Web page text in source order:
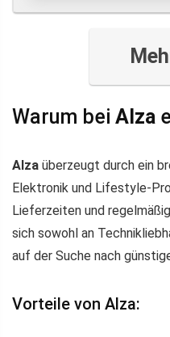
Warum bei Alza
Alza überzeugt durch ein
Elektronik und Lifestyle-
Lieferzeiten und
sich sowohl an
auf der Suche nach
Vorteile von Alza: